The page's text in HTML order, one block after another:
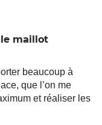
maillot
beaucoup à
que l’on me
et réaliser les